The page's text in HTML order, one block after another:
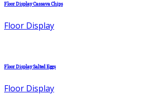
Floor Display Cassava Chips
Floor Display
Floor Display Salted Eggs
Floor Display